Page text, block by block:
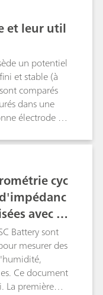
et leur util
un potentiel
et stable (à
comparés
dans une
électrode de
telle
passage
Note
les plus
d'utilisation.
cyc
avec la
– les ce
TSC Batter
Battery sont
mesurer des
Ce document
La première